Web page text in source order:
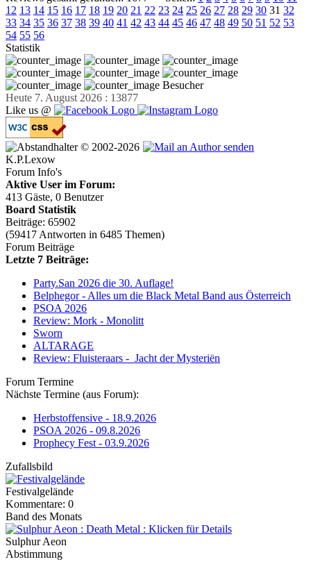
12 13 14 15 16 17 18 19 20 21 22 23 24 25 26 27 28 29 30 31 32
33 34 35 36 37 38 39 40 41 42 43 44 45 46 47 48 49 50 51 52 53
54 55 56
Statistik
Besucher
Heute 7. August 2026 : 13877
Like us @
© 2002-2026
K.P.Lexow
Forum Info's
Aktive User im Forum:
413 Gäste, 0 Benutzer
Board Statistik
Beiträge: 65902
(59417 Antworten in 6485 Themen)
Forum Beiträge
Letzte 7 Beiträge:
Party.San 2026 die 30. Auflage!
Belphegor - Alles um die Black Metal Band aus Österreich
PSOA 2026
Review: Mork - Monolitt
Sworn
ALTARAGE
Review: Fluisteraars - Jacht der Mysteriën
Forum Termine
Nächste Termine (aus Forum):
Herbstoffensive - 18.9.2026
PSOA 2026 - 09.8.2026
Prophecy Fest - 03.9.2026
Zufallsbild
Festivalgelände
Kommentare: 0
Band des Monats
Sulphur Aeon
Abstimmung